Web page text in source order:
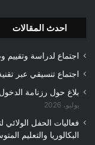
احدث المقالات
اجتماع لدراسة وتقييم
اجتماع تنسيقي عبر
بلاغ حول رزنامة الدخول
يوليو، 2026
فعاليات الحفل
البكالوريا والتعليم